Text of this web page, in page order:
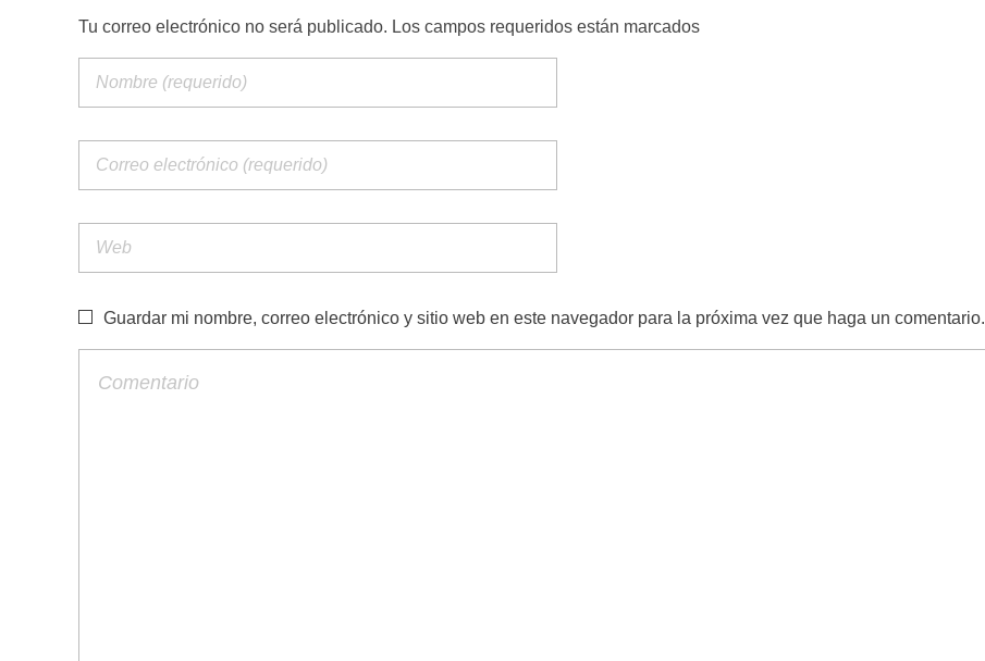
Tu correo electrónico no será publicado. Los campos requeridos están marcados
Guardar mi nombre, correo electrónico y sitio web en este navegador para la próxima vez que haga un comentario.